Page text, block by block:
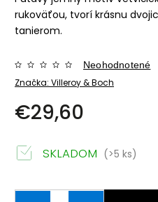
rukoväťou, tvorí krásnu
tanierom.
Značka: Villeroy & Boch
Neohodnotené
€29,60
SKLADOM (>5 ks)